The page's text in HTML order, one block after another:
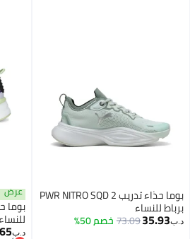
بوما حذاء تدريب PWR NITRO SQD 2
برباط للنساء
د.ب‏35.93
73.09 خصم 50%
عرض
للنساء
د.ب‏